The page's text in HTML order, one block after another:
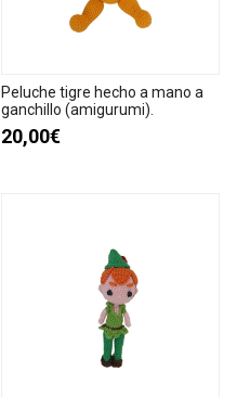
Peluche tigre hecho a mano a
ganchillo (amigurumi).
20,00€